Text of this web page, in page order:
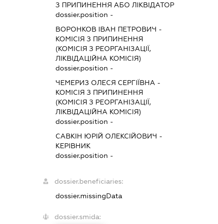
З ПРИПИНЕННЯ АБО ЛІКВІДАТОР
dossier.position -
ВОРОНКОВ ІВАН ПЕТРОВИЧ -
КОМІСІЯ З ПРИПИНЕННЯ
(КОМІСІЯ З РЕОРГАНІЗАЦІЇ,
ЛІКВІДАЦІЙНА КОМІСІЯ)
dossier.position -
ЧЕМЕРИЗ ОЛЕСЯ СЕРГІЇВНА -
КОМІСІЯ З ПРИПИНЕННЯ
(КОМІСІЯ З РЕОРГАНІЗАЦІЇ,
ЛІКВІДАЦІЙНА КОМІСІЯ)
dossier.position -
САВКІН ЮРІЙ ОЛЕКСІЙОВИЧ -
КЕРІВНИК
dossier.position -
dossier.beneficiaries:
dossier.missingData
dossier.smida: